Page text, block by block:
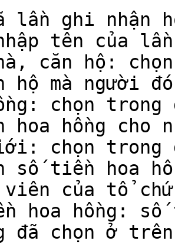
lần ghi nhận
tên của
căn hộ:
hộ mà người
chọn trong
hoa hồng cho
chọn trong
số tiền hoa
viên của tổ
hoa hồng: số
đã chọn ở